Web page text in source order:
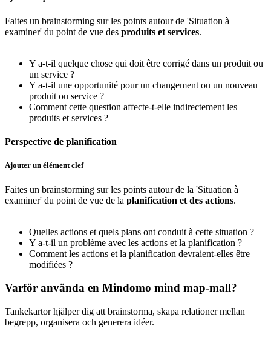
Faites un brainstorming sur les points autour de 'Situation à
examiner' du point de vue des produits et services.
Y a-t-il quelque chose qui doit être corrigé dans un produit ou
un service ?
Y a-t-il une opportunité pour un changement ou un nouveau
produit ou service ?
Comment cette question affecte-t-elle indirectement les
produits et services ?
Perspective de planification
Ajouter un élément clef
Faites un brainstorming sur les points autour de la 'Situation à
examiner' du point de vue de la planification et des actions.
Quelles actions et quels plans ont conduit à cette situation ?
Y a-t-il un problème avec les actions et la planification ?
Comment les actions et la planification devraient-elles être
modifiées ?
Varför använda en Mindomo mind map-mall?
Tankekartor hjälper dig att brainstorma, skapa relationer mellan
begrepp, organisera och generera idéer.